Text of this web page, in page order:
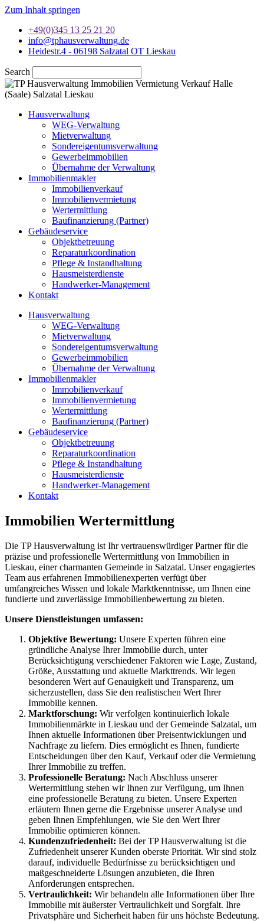
Zum Inhalt springen
+49(0)345 13 25 21 20
info@tphausverwaltung.de
Heidestr.4 - 06198 Salzatal OT Lieskau
Search
Hausverwaltung
WEG-Verwaltung
Mietverwaltung
Sondereigentumsverwaltung
Gewerbeimmobilien
Übernahme der Verwaltung
Immobilienmakler
Immobilienverkauf
Immobilienvermietung
Wertermittlung
Baufinanzierung (Partner)
Gebäudeservice
Objektbetreuung
Reparaturkoordination
Pflege & Instandhaltung
Hausmeisterdienste
Handwerker‑Management
Kontakt
Hausverwaltung
WEG-Verwaltung
Mietverwaltung
Sondereigentumsverwaltung
Gewerbeimmobilien
Übernahme der Verwaltung
Immobilienmakler
Immobilienverkauf
Immobilienvermietung
Wertermittlung
Baufinanzierung (Partner)
Gebäudeservice
Objektbetreuung
Reparaturkoordination
Pflege & Instandhaltung
Hausmeisterdienste
Handwerker‑Management
Kontakt
Immobilien Wertermittlung
Die TP Hausverwaltung ist Ihr vertrauenswürdiger Partner für die
präzise und professionelle Wertermittlung von Immobilien in
Lieskau, einer charmanten Gemeinde in Salzatal. Unser engagiertes
Team aus erfahrenen Immobilienexperten verfügt über
umfangreiches Wissen und lokale Marktkenntnisse, um Ihnen eine
fundierte und zuverlässige Immobilienbewertung zu bieten.
Unsere Dienstleistungen umfassen:
Objektive Bewertung: Unsere Experten führen eine
gründliche Analyse Ihrer Immobilie durch, unter
Berücksichtigung verschiedener Faktoren wie Lage, Zustand,
Größe, Ausstattung und aktuelle Markttrends. Wir legen
besonderen Wert auf Genauigkeit und Transparenz, um
sicherzustellen, dass Sie den realistischen Wert Ihrer
Immobilie kennen.
Marktforschung: Wir verfolgen kontinuierlich lokale
Immobilienmärkte in Lieskau und der Gemeinde Salzatal, um
Ihnen aktuelle Informationen über Preisentwicklungen und
Nachfrage zu liefern. Dies ermöglicht es Ihnen, fundierte
Entscheidungen über den Kauf, Verkauf oder die Vermietung
Ihrer Immobilie zu treffen.
Professionelle Beratung: Nach Abschluss unserer
Wertermittlung stehen wir Ihnen zur Verfügung, um Ihnen
eine professionelle Beratung zu bieten. Unsere Experten
erläutern Ihnen gerne die Ergebnisse unserer Analyse und
geben Ihnen Empfehlungen, wie Sie den Wert Ihrer
Immobilie optimieren können.
Kundenzufriedenheit: Bei der TP Hausverwaltung ist die
Zufriedenheit unserer Kunden oberste Priorität. Wir sind stolz
darauf, individuelle Bedürfnisse zu berücksichtigen und
maßgeschneiderte Lösungen anzubieten, die Ihren
Anforderungen entsprechen.
Vertraulichkeit: Wir behandeln alle Informationen über Ihre
Immobilie mit äußerster Vertraulichkeit und Sorgfalt. Ihre
Privatsphäre und Sicherheit haben für uns höchste Bedeutung.